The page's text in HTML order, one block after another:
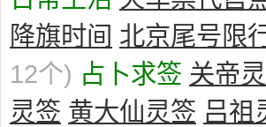
降旗时间 北京尾号限
12个) 占卜求签 关帝
灵签 黄大仙灵签 吕祖